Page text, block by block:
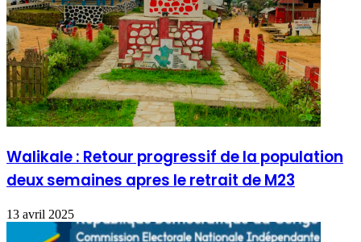
Walikale : Retour progressif de la population
deux semaines apres le retrait de M23
13 avril 2025